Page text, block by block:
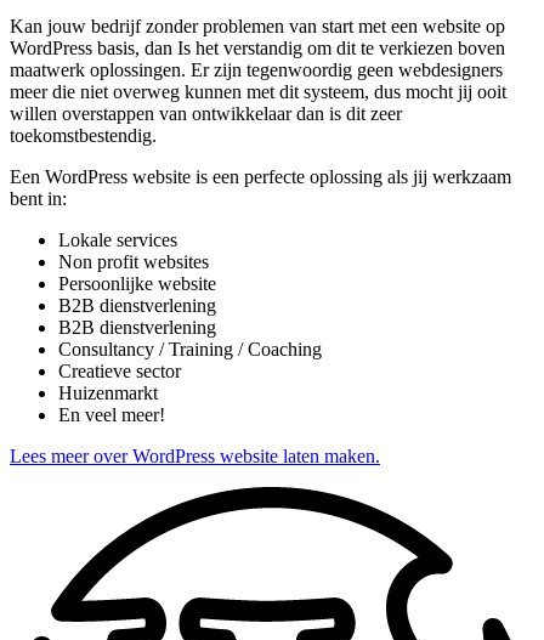
Kan jouw bedrijf zonder problemen van start met een website op
WordPress basis, dan Is het verstandig om dit te verkiezen boven
maatwerk oplossingen. Er zijn tegenwoordig geen webdesigners
meer die niet overweg kunnen met dit systeem, dus mocht jij ooit
willen overstappen van ontwikkelaar dan is dit zeer
toekomstbestendig.
Een WordPress website is een perfecte oplossing als jij werkzaam
bent in:
Lokale services
Non profit websites
Persoonlijke website
B2B dienstverlening
B2B dienstverlening
Consultancy / Training / Coaching
Creatieve sector
Huizenmarkt
En veel meer!
Lees meer over WordPress website laten maken.